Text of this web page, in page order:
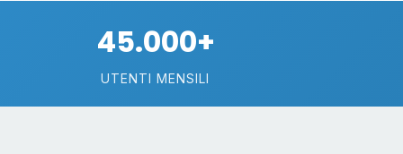
45.000+
UTENTI MENSILI